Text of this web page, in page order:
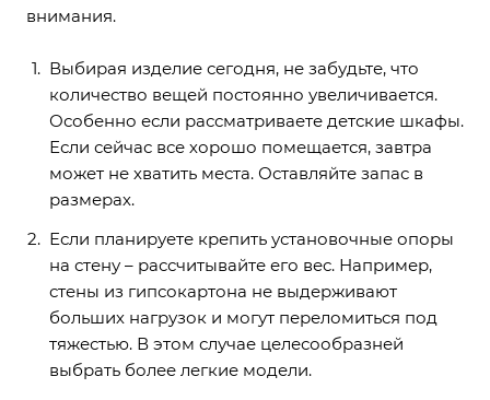
внимания.
Выбирая изделие сегодня, не забудьте, что
количество вещей постоянно увеличивается.
Особенно если рассматриваете детские шкафы.
Если сейчас все хорошо помещается, завтра
может не хватить места. Оставляйте запас в
размерах.
Если планируете крепить установочные опоры
на стену – рассчитывайте его вес. Например,
стены из гипсокартона не выдерживают
больших нагрузок и могут переломиться под
тяжестью. В этом случае целесообразней
выбрать более легкие модели.